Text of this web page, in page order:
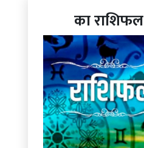
का राशिफल